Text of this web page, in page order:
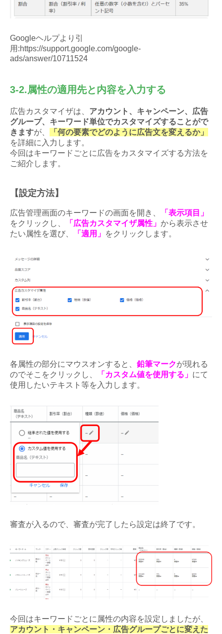
Googleヘルプより引
用:https://support.google.com/google-
ads/answer/10711524
3-2.属性の適用先と内容を入力する
広告カスタマイザは、 アカウント、キャンペーン、広告
グループ、キーワード単位でカスタマイズすることがで
きますが、
「何の要素でどのように広告文を変えるか」
を詳細に入力します。
今回はキーワードごとに広告をカスタマイズする方法を
ご紹介します。
【設定方法】
広告管理画面のキーワードの画面を開き、
「表示項目」
をクリックし、
「広告カスタマイザ属性」 から表示させ
たい属性を選び、
「適用」 をクリックします。
各属性の部分にマウスオンすると、 鉛筆マークが現れる
のでそこをクリックし、
「カスタム値を使用する」 にて
使用したいテキスト等を入力します。
審査が入るので、審査が完了したら設定は終了です。
今回はキーワードごとに属性の内容を設定しましたが、
アカウント・キャンペーン・広告グループごとに変えた